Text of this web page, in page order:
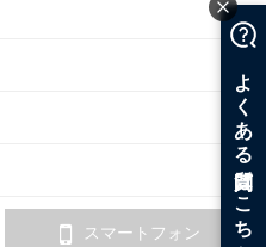
スマートフォン